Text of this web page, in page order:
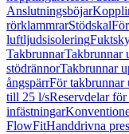
Anslutningsböjar
rörklammrarStödskal
luftljudsisolering
TakbrunnarTakbrunnar
stödrännorTakbrunnar
ångspärrFör takbrunnar
till 25 l/sReservdelar
infästningar
FlowFitHanddrivna